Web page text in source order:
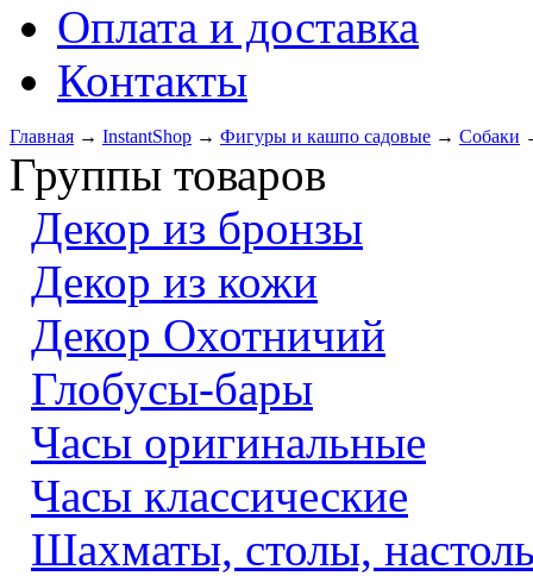
Оплата и доставка
Контакты
Главная → InstantShop → Фигуры и кашпо садовые → Собаки
Группы товаров
Декор из бронзы
Декор из кожи
Декор Охотничий
Глобусы-бары
Часы оригинальные
Часы классические
Шахматы, столы,